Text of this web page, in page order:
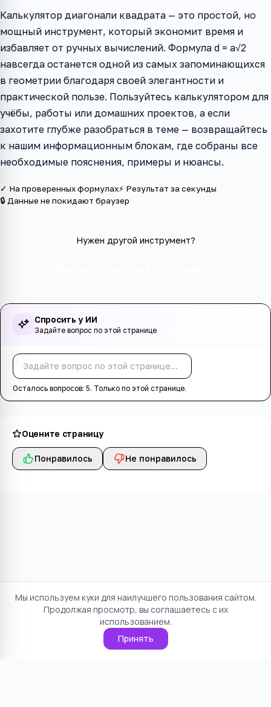
Калькулятор диагонали квадрата — это простой, но
мощный инструмент, который экономит время и
избавляет от ручных вычислений. Формула d = a√2
навсегда останется одной из самых запоминающихся
в геометрии благодаря своей элегантности и
практической пользе. Пользуйтесь калькулятором для
учёбы, работы или домашних проектов, а если
захотите глубже разобраться в теме — возвращайтесь
к нашим информационным блокам, где собраны все
необходимые пояснения, примеры и нюансы.
✓ На проверенных формулах⚡ Результат за секунды
🔒 Данные не покидают браузер
Нужен другой инструмент?
Спросить у ИИ
Задайте вопрос по этой странице
Осталось вопросов: 5. Только по этой странице.
Оцените страницу
Понравилось Не понравилось
Мы используем куки для наилучшего пользования сайтом.
Продолжая просмотр, вы соглашаетесь с их
использованием.
Принять